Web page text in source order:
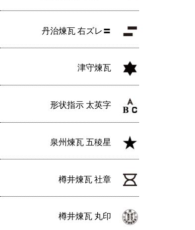
丹治煉瓦 右ズレ〓
津守煉瓦
形状指示 太英字
泉州煉瓦 五稜星
樽井煉瓦 社章
樽井煉瓦 丸印